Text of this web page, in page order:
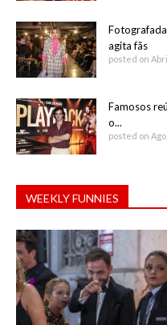
agita fãs
posted on
Famosos
o...
posted on
WEEKLY FUNNIES